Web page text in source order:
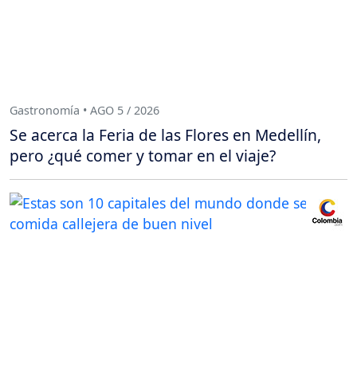
Gastronomía • AGO 5 / 2026
Se acerca la Feria de las Flores en Medellín,
pero ¿qué comer y tomar en el viaje?